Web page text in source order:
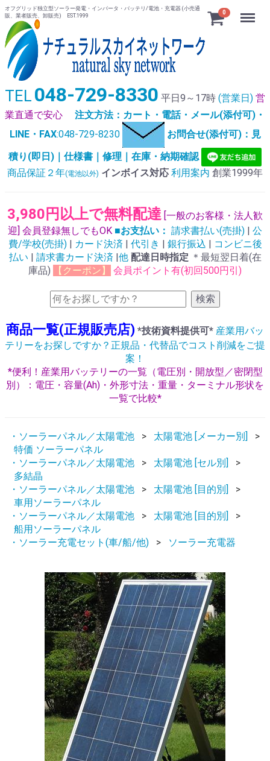
オフグリッド独立型ソーラー発電・インバータ・バッテリ/電池・充電器 (小売通
販、業者販売、卸販売) EST.1999
0 Menu
TEL 048-729-8330 平日9～17時 (営業日) 営
業直通で安心
注文方法：カート・電話・メール(添付可)・
LINE・FAX:048-729-8230
お問合せ(添付可)：見
積り(即日)｜仕様書｜修理｜在庫・納期確認
商品保証２年(電池以外) インボイス対応 利用案内 創業1999年
3,980円以上で無料配達 [一般のお客様・法人歓
迎] 会員登録無しでもOK ■お支払い： 請求書払い(売掛) | 公
費/学校(売掛) | カード決済 | 代引き | 銀行振込 | コンビニ後
払い | 請求書カード決済 |他 配達日時指定 ＊最短翌日着(在
庫品)
【クーポン】 会員ポイント有(初回500円引)
検索
商品一覧(正規販売店) *技術資料提供可* 産業用バッ
テリーをお探しですか？正規品・代替品でコスト削減をご提
案！
*便利！産業用バッテリーの一覧（電圧別・開放型／密閉型
別）：電圧・容量(Ah)・外形寸法・重量・ターミナル形状を
一覧で比較*
・ソーラーパネル／太陽電池
太陽電池 [メーカー別]
特価 ソーラーパネル
・ソーラーパネル／太陽電池
太陽電池 [セル別]
多結晶
・ソーラーパネル／太陽電池
太陽電池 [目的別]
車用ソーラーパネル
・ソーラーパネル／太陽電池
太陽電池 [目的別]
船用ソーラーパネル
・ソーラー充電セット(車/船/他)
ソーラー充電器